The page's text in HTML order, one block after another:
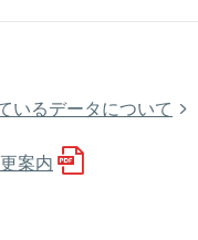
いるデータについて
案内